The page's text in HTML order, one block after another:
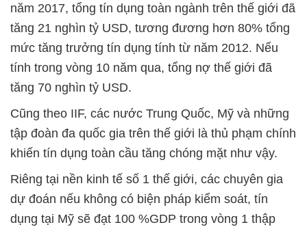
năm 2017, tổng tín dụng toàn ngành trên thế giới đã
tăng 21 nghìn tỷ USD, tương đương hơn 80% tổng
mức tăng trưởng tín dụng tính từ năm 2012. Nếu
tính trong vòng 10 năm qua, tổng nợ thế giới đã
tăng 70 nghìn tỷ USD.
Cũng theo IIF, các nước Trung Quốc, Mỹ và những
tập đoàn đa quốc gia trên thế giới là thủ phạm chính
khiến tín dụng toàn cầu tăng chóng mặt như vậy.
Riêng tại nền kinh tế số 1 thế giới, các chuyên gia
dự đoán nếu không có biện pháp kiểm soát, tín
dụng tại Mỹ sẽ đạt 100 %GDP trong vòng 1 thập